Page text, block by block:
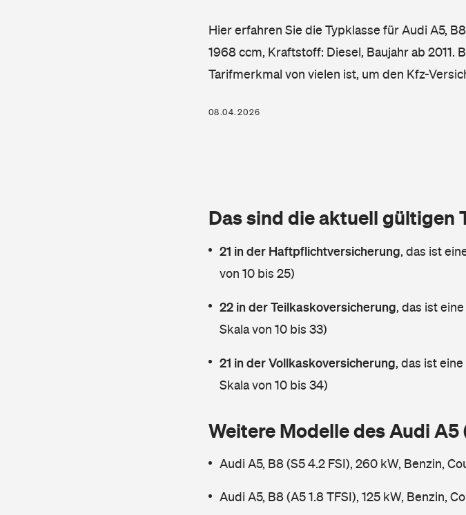
Hier erfahren Sie die Typklasse für Audi A5,
1968 ccm, Kraftstoff: Diesel, Baujahr ab 2011.
Tarifmerkmal von vielen ist, um den Kfz-
08.04.2026
Das sind die aktuell gültigen
21 in der Haftpflichtversicherung, das ist
von 10 bis 25)
22 in der Teilkaskoversicherung, das ist
Skala von 10 bis 33)
21 in der Vollkaskoversicherung, das ist
Skala von 10 bis 34)
Weitere Modelle des Audi
Audi A5, B8 (S5 4.2 FSI), 260 kW, Benzin,
Audi A5, B8 (A5 1.8 TFSI), 125 kW, Benzin,